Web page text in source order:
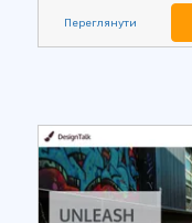
Переглянути